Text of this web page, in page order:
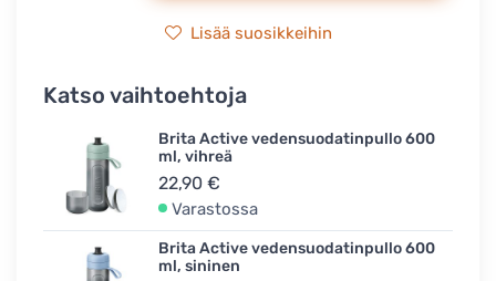
Lisää suosikkeihin
Katso vaihtoehtoja
Brita Active vedensuodatinpullo 600
ml, vihreä
22,90 €
Varastossa
Brita Active vedensuodatinpullo 600
ml, sininen